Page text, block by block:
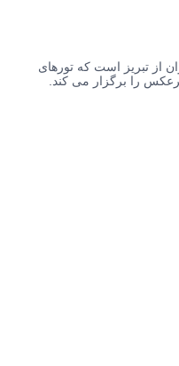
از تبریز است که تورهای
را برگزار می کند.